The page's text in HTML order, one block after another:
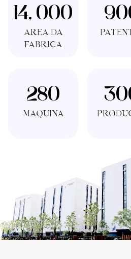
14, 000
Área da
Fábrica
280
MÁQUINA